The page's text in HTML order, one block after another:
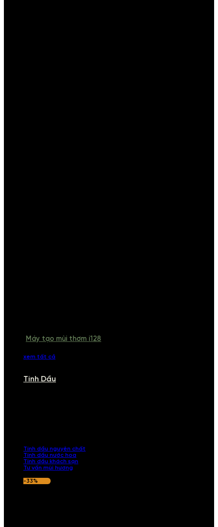
Máy tạo mùi thơm i128
xem tất cả
Tinh Dầu
Tinh dầu nguyên chất
Tinh dầu nước hoa
Tinh dầu khách sạn
Tư vấn mùi hương
-33%